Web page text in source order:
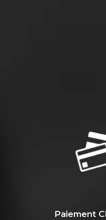
Paiement